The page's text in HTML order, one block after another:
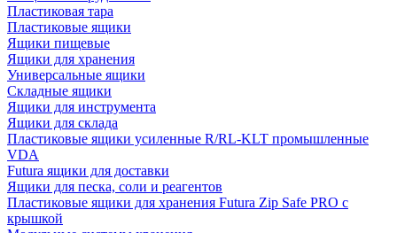
Пластиковая тара
Пластиковые ящики
Ящики пищевые
Ящики для хранения
Универсальные ящики
Складные ящики
Ящики для инструмента
Ящики для склада
Пластиковые ящики усиленные R/RL-KLT промышленные
VDA
Futura ящики для доставки
Ящики для песка, соли и реагентов
Пластиковые ящики для хранения Futura Zip Safe PRO с
крышкой